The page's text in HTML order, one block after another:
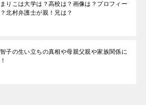
りこは大学は？高校は？画像は？プロフィー
北村弁護士が親！兄は？
子の生い立ちの真相や母親父親や家族関係に